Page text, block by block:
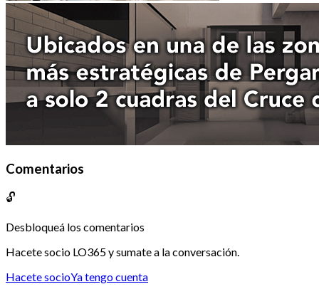
Comentarios
🔓
Desbloqueá los comentarios
Hacete socio LO365 y sumate a la conversación.
Hacete socioYa tengo cuenta